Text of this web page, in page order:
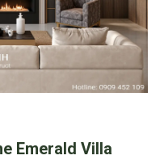
Emerald Villa